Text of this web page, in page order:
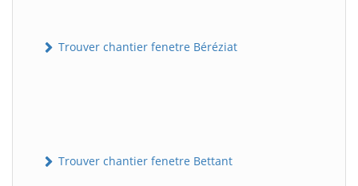
Trouver chantier fenetre Béréziat
Trouver chantier fenetre Bettant